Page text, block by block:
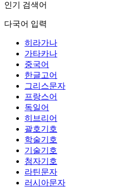
인기 검색어
다국어 입력
히라가나
가타카나
중국어
한글고어
그리스문자
프랑스어
독일어
히브리어
괄호기호
학술기호
기술기호
첨자기호
라틴문자
러시아문자